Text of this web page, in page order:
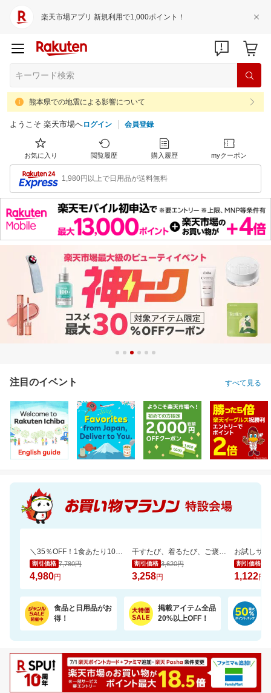
楽天市場アプリ 新規利用で1,000ポイント！
熊本県での地震による影響について
ようこそ 楽天市場へログイン 会員登録
お気に入り 閲覧履歴 購入履歴 myクーポン
1,980円以上で日用品が送料無料
注目のイベント すべて見る
＼35％OFF！1食あたり104円／お茶碗約1杯分！パックご飯 150g×48食
割引価格 7,780円
4,980円
干すたび、着るたび、ご褒美の香り。洗浄・抗菌・消臭・柔軟・香りを1粒に凝縮。
割引価格 3,620円
3,258円
割引価格
1,122円
食品と日用品がお
得！
掲載アイテム全品
20%以上OFF！